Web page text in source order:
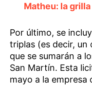
Matheu: la
Por último, se
triplas (es decir, un
que se sumarán a
San Martín. Esta
mayo a la empresa